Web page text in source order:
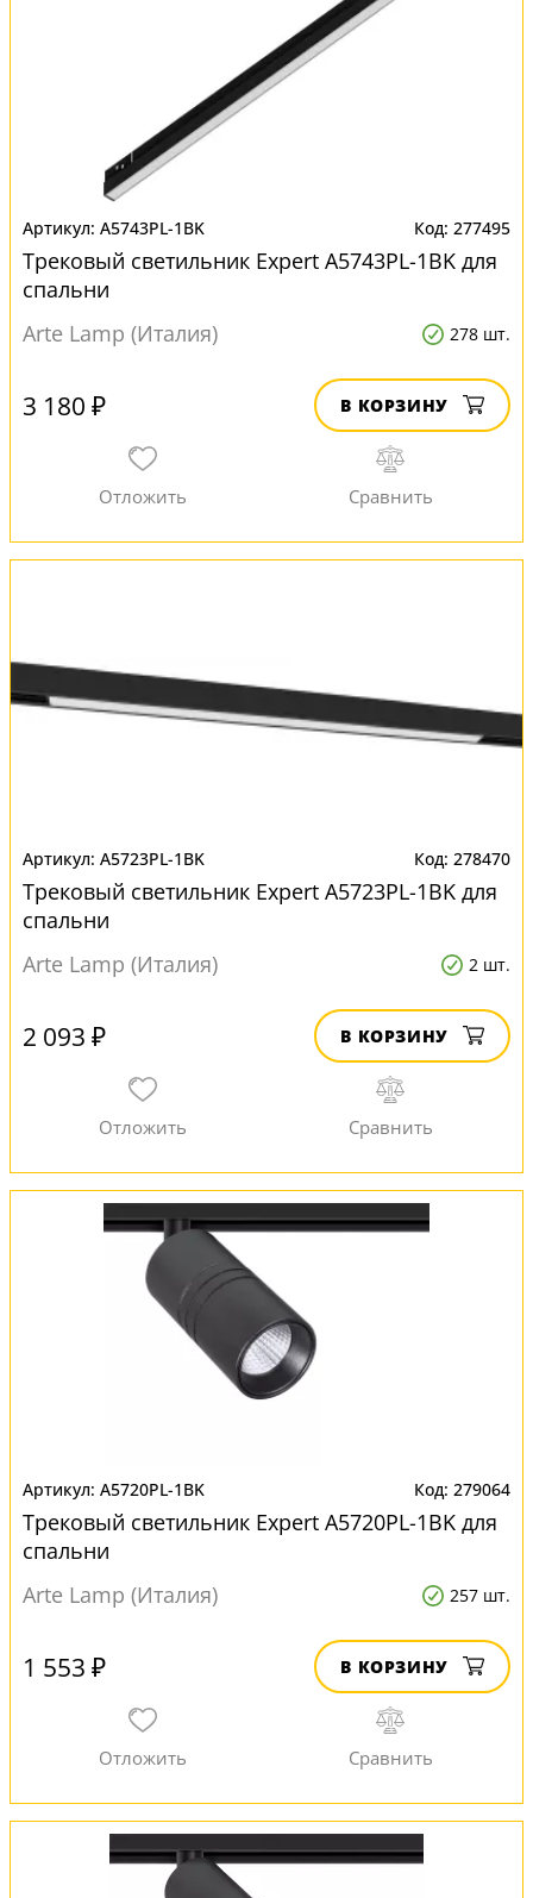
A5743PL-1BK 277495
Трековый светильник Expert A5743PL-1BK для
спальни
Arte Lamp (Италия)
278 шт.
3 180 ₽ В КОРЗИНУ
A5723PL-1BK 278470
Трековый светильник Expert A5723PL-1BK для
спальни
Arte Lamp (Италия)
2 шт.
2 093 ₽ В КОРЗИНУ
A5720PL-1BK 279064
Трековый светильник Expert A5720PL-1BK для
спальни
Arte Lamp (Италия)
257 шт.
1 553 ₽ В КОРЗИНУ